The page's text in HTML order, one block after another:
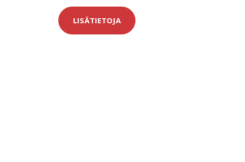
LISÄTIETOJA